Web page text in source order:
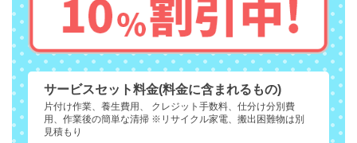
サービスセット料金(料金に含まれるもの)
片付け作業、養生費用、 クレジット手数料、仕分け分別費
用、作業後の簡単な清掃 ※リサイクル家電、搬出困難物は別
見積もり